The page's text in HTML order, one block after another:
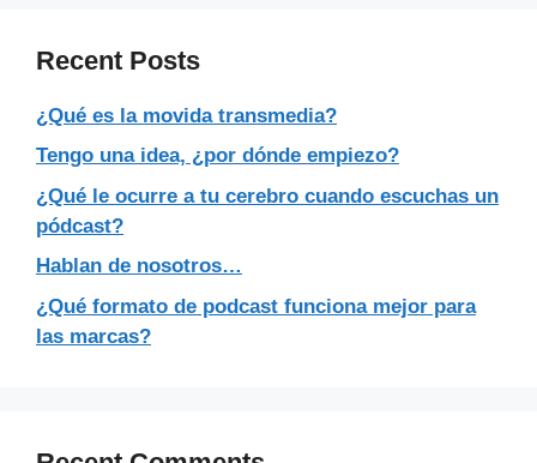
Recent Posts
¿Qué es la movida transmedia?
Tengo una idea, ¿por dónde empiezo?
¿Qué le ocurre a tu cerebro cuando escuchas un
pódcast?
Hablan de nosotros…
¿Qué formato de podcast funciona mejor para
las marcas?